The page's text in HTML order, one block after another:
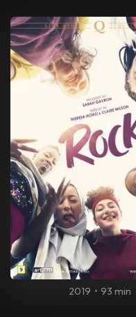
2019 • 93 min